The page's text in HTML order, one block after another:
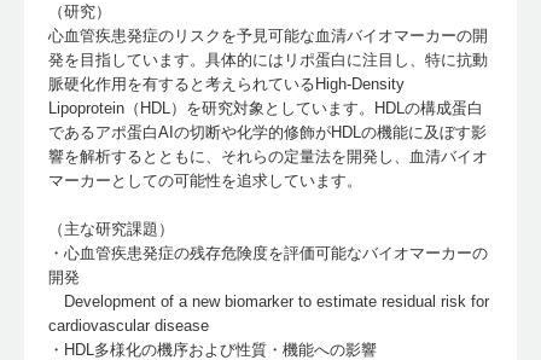
（研究）
心血管疾患発症のリスクを予見可能な血清バイオマーカーの開
発を目指しています。具体的にはリポ蛋白に注目し、特に抗動
脈硬化作用を有すると考えられているHigh-Density
Lipoprotein（HDL）を研究対象としています。HDLの構成蛋白
であるアポ蛋白AIの切断や化学的修飾がHDLの機能に及ぼす影
響を解析するとともに、それらの定量法を開発し、血清バイオ
マーカーとしての可能性を追求しています。
（主な研究課題）
・心血管疾患発症の残存危険度を評価可能なバイオマーカーの
開発
Development of a new biomarker to estimate residual risk for
cardiovascular disease
・HDL多様化の機序および性質・機能への影響